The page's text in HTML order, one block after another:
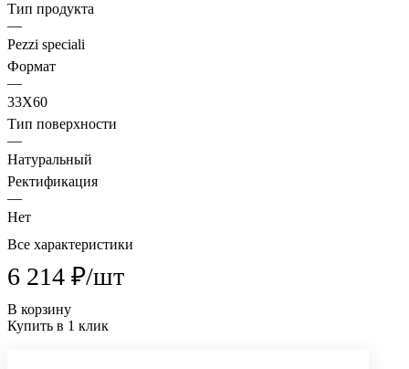
Тип продукта
—
Pezzi speciali
Формат
—
33X60
Тип поверхности
—
Натуральный
Ректификация
—
Нет
Все характеристики
6 214 ₽/шт
В корзину
Купить в 1 клик